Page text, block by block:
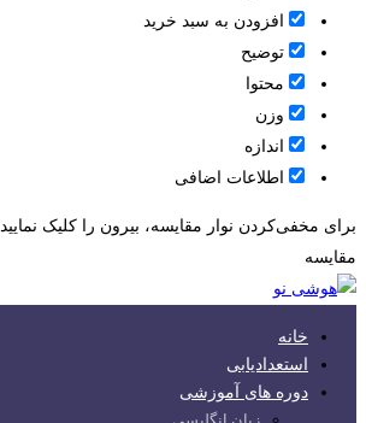
افزودن به سبد خرید
توضیح
محتوا
وزن
اندازه
اطلاعات اضافی
برای مخفی‌کردن نوار مقایسه، بیرون را کلیک نمایید
مقایسه
خانه
استعدادیابی
دوره های آموزشی